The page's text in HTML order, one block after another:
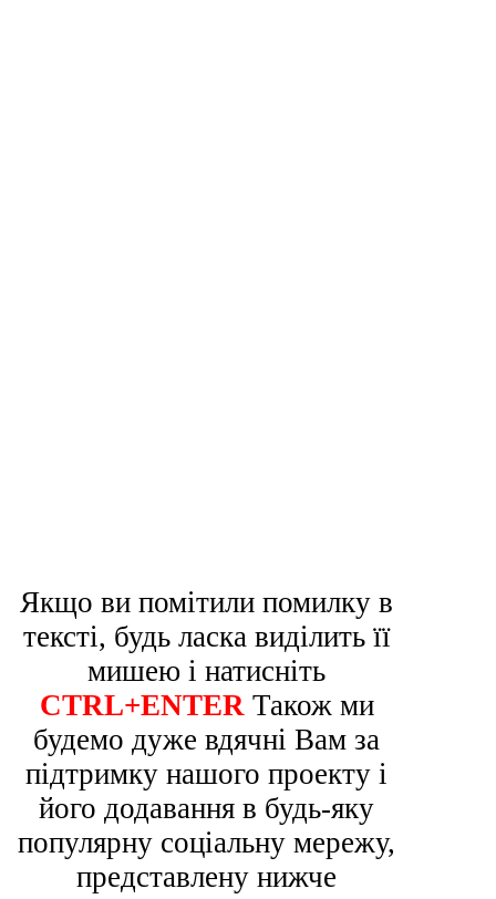
Якщо ви помітили помилку в
тексті, будь ласка виділить її
мишею і натисніть
CTRL+ENTER Також ми
будемо дуже вдячні Вам за
підтримку нашого проекту і
його додавання в будь-яку
популярну соціальну мережу,
представлену нижче